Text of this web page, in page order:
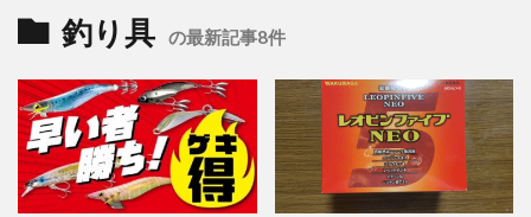
釣り具 の最新記事8件